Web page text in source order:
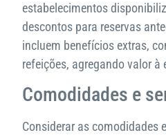
estabelecimentos
descontos para reservas
incluem benefícios extras,
refeições, agregando valor à
Comodidades e
Considerar as comodidades